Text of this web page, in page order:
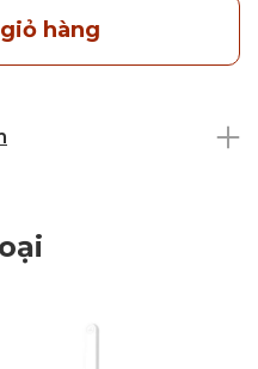
hàng